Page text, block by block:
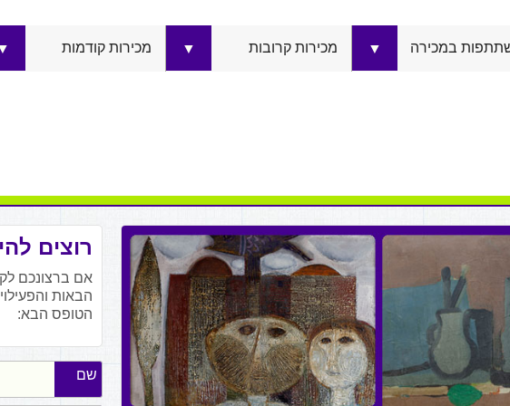
במכירה ▼ מכירות קרובות ▼ מכירות קודמות
רוצים
אם ברצונכם
הבאות
הטופס הבא:
שם